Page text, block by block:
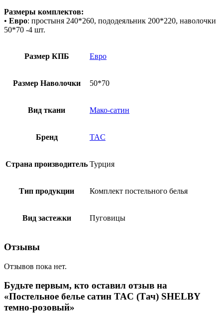
Размеры комплектов:
• Евро: простыня 240*260, пододеяльник 200*220, наволочки
50*70 -4 шт.
Размер КПБ Евро
Размер Наволочки 50*70
Вид ткани Мако-сатин
Бренд TAC
Страна производитель Турция
Тип продукции Комплект постельного белья
Вид застежки Пуговицы
Отзывы
Отзывов пока нет.
Будьте первым, кто оставил отзыв на
«Постельное белье сатин TAC (Тач) SHELBY
темно-розовый»